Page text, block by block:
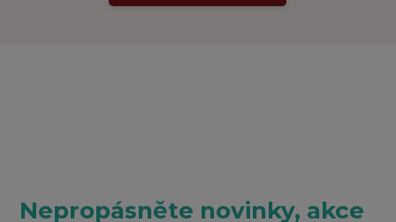
Nepropásněte novinky, akce